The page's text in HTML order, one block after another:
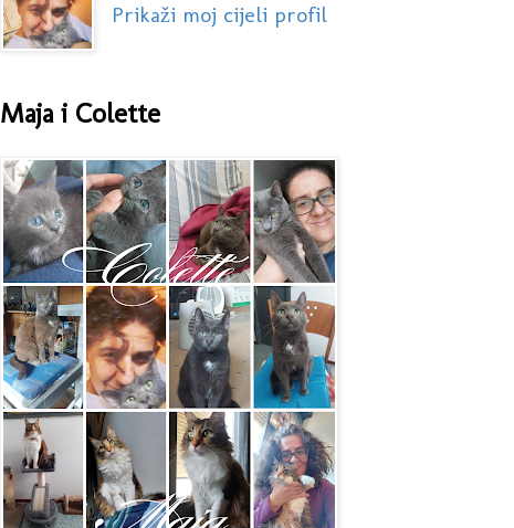
Prikaži moj cijeli profil
Maja i Colette